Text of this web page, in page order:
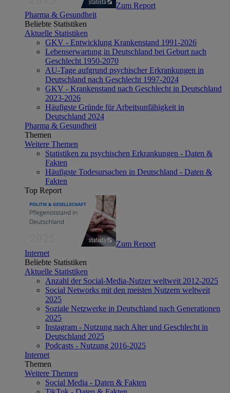
Zum Report
Pharma & Gesundheit
Beliebte Statistiken
Aktuelle Statistiken
GKV - Entwicklung Krankenstand 1991-2026
Lebenserwartung in Deutschland bei Geburt nach
Geschlecht 1950-2070
AU-Tage aufgrund psychischer Erkrankungen in
Deutschland nach Geschlecht 1997-2024
GKV - Krankenstand nach Geschlecht in Deutschland
2023-2026
Häufigste Gründe für Arbeitsunfähigkeit in
Deutschland 2024
Pharma & Gesundheit
Themen
Weitere Themen
Statistiken zu psychischen Erkrankungen - Daten &
Fakten
Häufigste Todesursachen in Deutschland - Daten &
Fakten
Top Report
Zum Report
Internet
Beliebte Statistiken
Aktuelle Statistiken
Anzahl der Social-Media-Nutzer weltweit 2012-2025
Social Networks mit den meisten Nutzern weltweit
2025
Soziale Netzwerke in Deutschland nach Generationen
2025
Instagram - Nutzung nach Alter und Geschlecht in
Deutschland 2025
Podcasts - Nutzung 2016-2025
Internet
Themen
Weitere Themen
Social Media - Daten & Fakten